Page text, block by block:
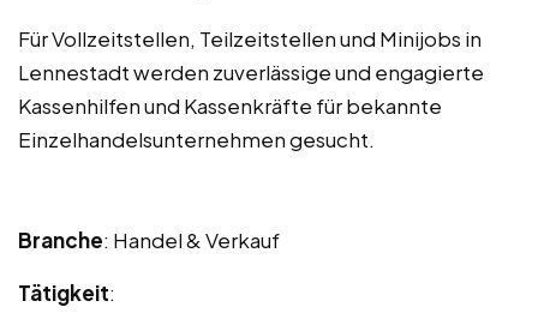
Für Vollzeitstellen, Teilzeitstellen und Minijobs in
Lennestadt werden zuverlässige und engagierte
Kassenhilfen und Kassenkräfte für bekannte
Einzelhandelsunternehmen gesucht.
Branche: Handel & Verkauf
Tätigkeit: